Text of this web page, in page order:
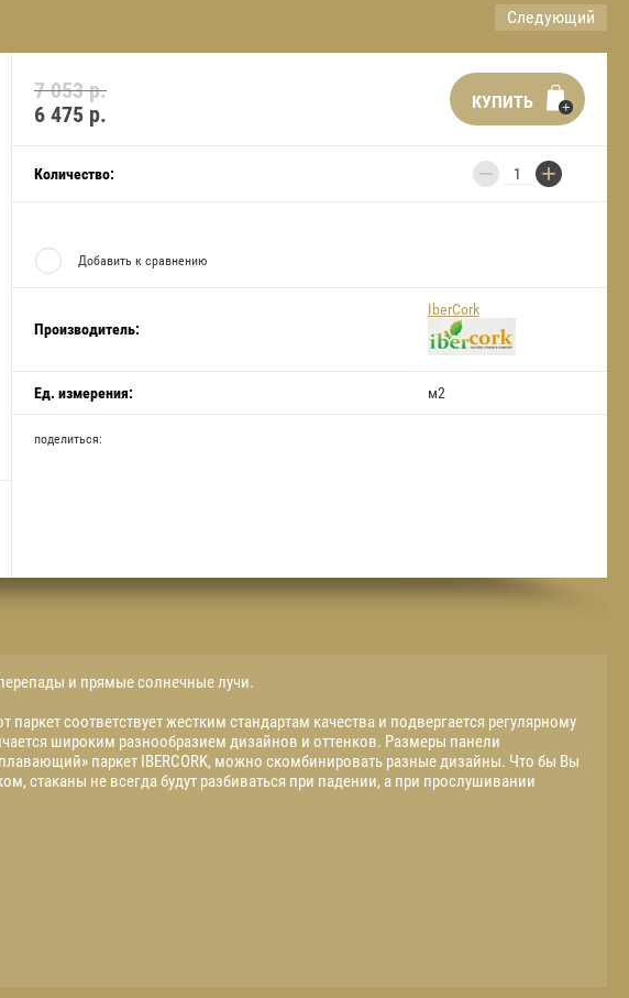
Следующий
7 053 р.
6 475 р. КУПИТЬ
Количество: − +
Добавить к сравнению
Производитель:
IberCork
Ед. измерения: м2
поделиться:
и прямые солнечные лучи.
соответствует жестким стандартам качества и подвергается регулярному
широким разнообразием дизайнов и оттенков. Размеры панели
паркет IBERCORK, можно скомбинировать разные дизайны. Что бы Вы
стаканы не всегда будут разбиваться при падении, а при прослушивании